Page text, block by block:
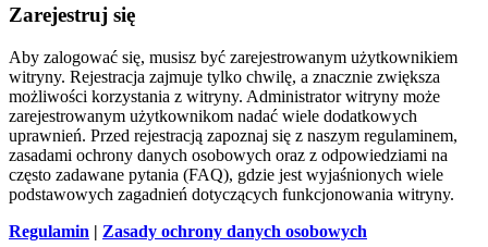
Zarejestruj się
Aby zalogować się, musisz być zarejestrowanym użytkownikiem
witryny. Rejestracja zajmuje tylko chwilę, a znacznie zwiększa
możliwości korzystania z witryny. Administrator witryny może
zarejestrowanym użytkownikom nadać wiele dodatkowych
uprawnień. Przed rejestracją zapoznaj się z naszym regulaminem,
zasadami ochrony danych osobowych oraz z odpowiedziami na
często zadawane pytania (FAQ), gdzie jest wyjaśnionych wiele
podstawowych zagadnień dotyczących funkcjonowania witryny.
Regulamin | Zasady ochrony danych osobowych